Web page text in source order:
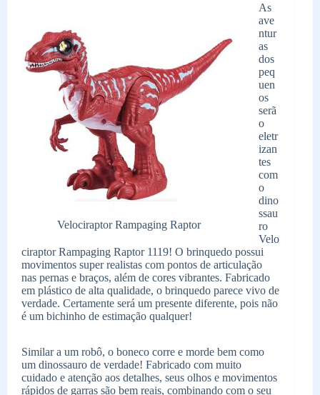
Velociraptor Rampaging Raptor
As
ave
ntur
as
dos
peq
uen
os
serã
o
eletr
izan
tes
com
o
dino
ssau
ro
Velo
ciraptor Rampaging Raptor 1119! O brinquedo possui
movimentos super realistas com pontos de articulação
nas pernas e braços, além de cores vibrantes. Fabricado
em plástico de alta qualidade, o brinquedo parece vivo de
verdade. Certamente será um presente diferente, pois não
é um bichinho de estimação qualquer!
Similar a um robô, o boneco corre e morde bem como
um dinossauro de verdade! Fabricado com muito
cuidado e atenção aos detalhes, seus olhos e movimentos
rápidos de garras são bem reais, combinando com o seu